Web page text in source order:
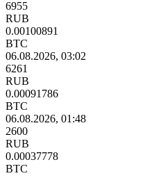
6955
RUB
0.00100891
BTC
06.08.2026, 03:02
6261
RUB
0.00091786
BTC
06.08.2026, 01:48
2600
RUB
0.00037778
BTC